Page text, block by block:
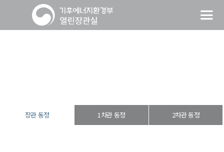
장관 동정 1차관 동정 2차관 동정